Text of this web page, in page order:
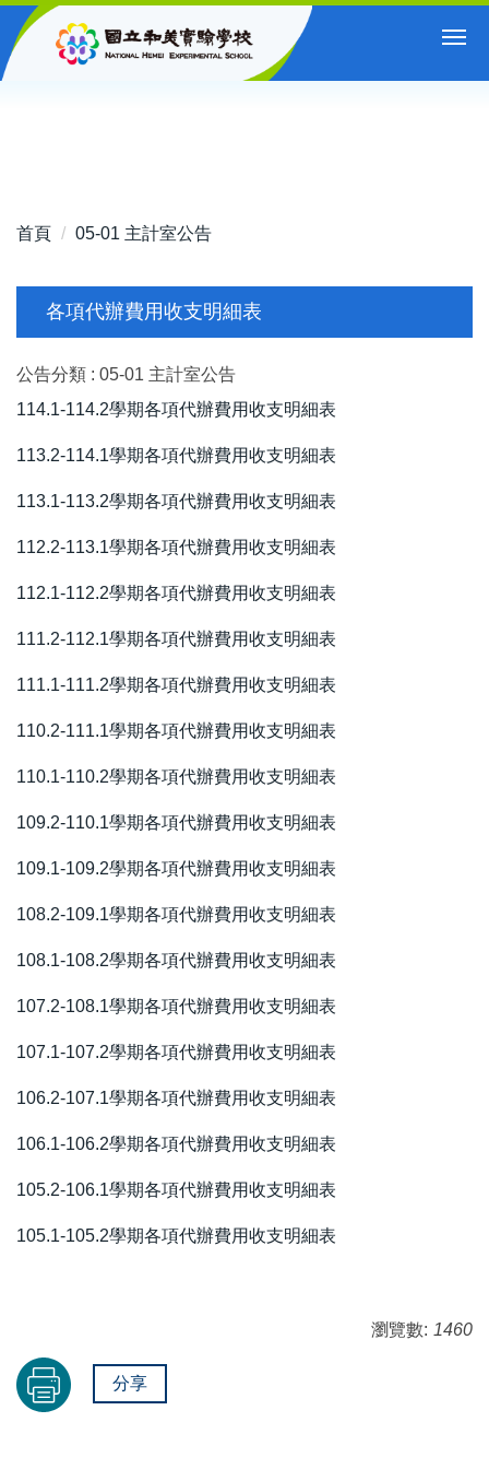
跳
到
首頁 05-01 主計室公告
各項代辦費用收支明細表
公告分類 : 05-01 主計室公告
114.1-114.2學期各項代辦費用收支明細表
113.2-114.1學期各項代辦費用收支明細表
113.1-113.2學期各項代辦費用收支明細表
112.2-113.1學期各項代辦費用收支明細表
112.1-112.2學期各項代辦費用收支明細表
111.2-112.1學期各項代辦費用收支明細表
111.1-111.2學期各項代辦費用收支明細表
110.2-111.1學期各項代辦費用收支明細表
110.1-110.2學期各項代辦費用收支明細表
109.2-110.1學期各項代辦費用收支明細表
109.1-109.2學期各項代辦費用收支明細表
108.2-109.1學期各項代辦費用收支明細表
108.1-108.2學期各項代辦費用收支明細表
107.2-108.1學期各項代辦費用收支明細表
107.1-107.2學期各項代辦費用收支明細表
106.2-107.1學期各項代辦費用收支明細表
106.1-106.2學期各項代辦費用收支明細表
105.2-106.1學期各項代辦費用收支明細表
105.1-105.2學期各項代辦費用收支明細表
瀏覽數: 1460
分享